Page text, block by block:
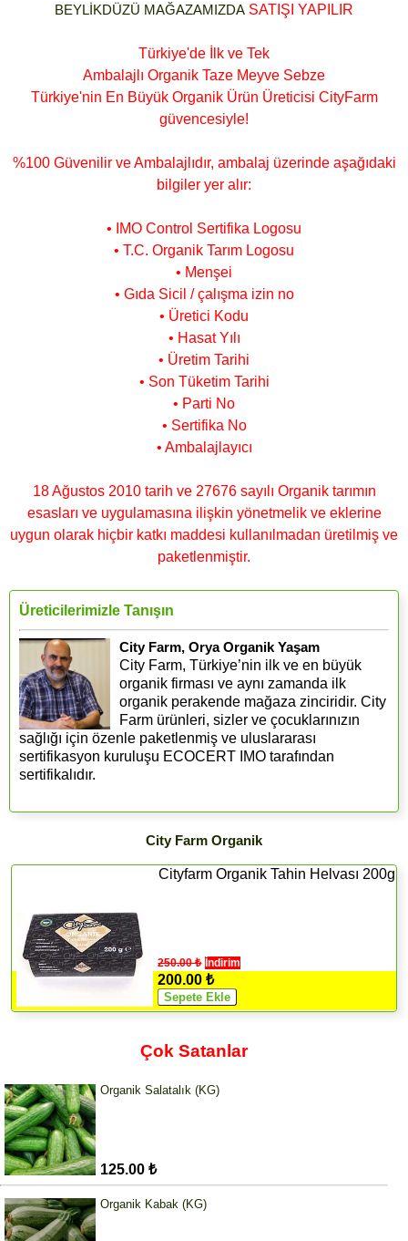
BEYLİKDÜZÜ MAĞAZAMIZDA SATIŞI YAPILIR
Türkiye'de İlk ve Tek
Ambalajlı Organik Taze Meyve Sebze
Türkiye'nin En Büyük Organik Ürün Üreticisi CityFarm
güvencesiyle!
%100 Güvenilir ve Ambalajlıdır, ambalaj üzerinde aşağıdaki
bilgiler yer alır:
• IMO Control Sertifika Logosu
• T.C. Organik Tarım Logosu
• Menşei
• Gıda Sicil / çalışma izin no
• Üretici Kodu
• Hasat Yılı
• Üretim Tarihi
• Son Tüketim Tarihi
• Parti No
• Sertifika No
• Ambalajlayıcı
18 Ağustos 2010 tarih ve 27676 sayılı Organik tarımın
esasları ve uygulamasına ilişkin yönetmelik ve eklerine
uygun olarak hiçbir katkı maddesi kullanılmadan üretilmiş ve
paketlenmiştir.
Üreticilerimizle Tanışın
City Farm, Orya Organik Yaşam
City Farm, Türkiye’nin ilk ve en büyük
organik firması ve aynı zamanda ilk
organik perakende mağaza zinciridir. City
Farm ürünleri, sizler ve çocuklarınızın
sağlığı için özenle paketlenmiş ve uluslararası
sertifikasyon kuruluşu ECOCERT IMO tarafından
sertifikalıdır.
City Farm Organik
Cityfarm Organik Tahin Helvası 200g
250.00 ₺ İndirim
200.00 ₺
Çok Satanlar
Organik Salatalık (KG)
125.00 ₺
Organik Kabak (KG)